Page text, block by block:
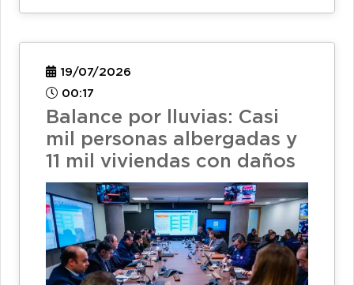
19/07/2026
00:17
Balance por lluvias: Casi
mil personas albergadas y
11 mil viviendas con daños